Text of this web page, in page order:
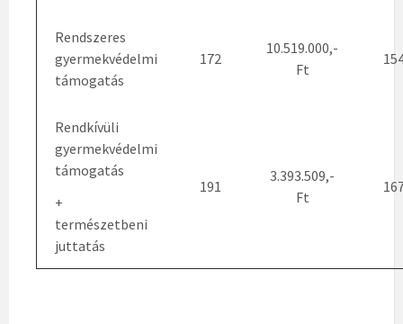
Rendszeres
gyermekvédelmi
támogatás
172
10.519.000,-
Ft
Rendkívüli
gyermekvédelmi
támogatás
+
természetbeni
juttatás
191
3.393.509,-
Ft